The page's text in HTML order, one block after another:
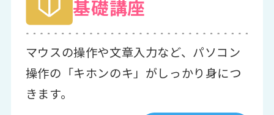
基礎講座
マウスの操作や文章入力など、パソコン
操作の「キホンのキ」がしっかり身につ
きます。